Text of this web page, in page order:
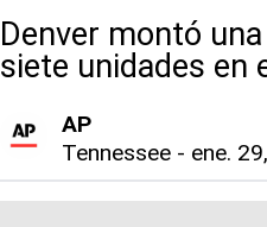
Denver montó
siete unidades en
AP
Tennessee - ene.